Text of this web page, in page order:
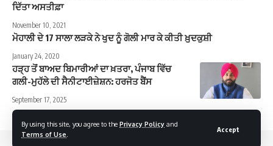
By using this site, you agree to the Privacy Policy and
Terms of Use
Accept
ਦਿੱਤਾ ਅਸਤੀਫ਼ਾ
November 10, 2021
ਮੋਹਾਲੀ ਦੇ 17 ਸਾਲਾ ਲੜਕੇ ਨੇ ਖੁਦ ਨੂੰ ਗੋਲੀ ਮਾਰ ਕੇ ਕੀਤੀ ਖ਼ੁਦਕੁਸ਼ੀ
January 24, 2020
ਹੜ੍ਹ ਤੋਂ ਬਾਅਦ ਬਿਮਾਰੀਆਂ ਦਾ ਖ਼ਤਰਾ, ਪੰਜਾਬ ਵਿੱਚ
ਗਲੀ-ਮੁਹੱਲੇ ਦੀ ਸੈਨੀਟਾਈਜ਼ੇਸ਼ਨ: ਹਰਜੋਤ ਬੈਂਸ
September 17, 2025